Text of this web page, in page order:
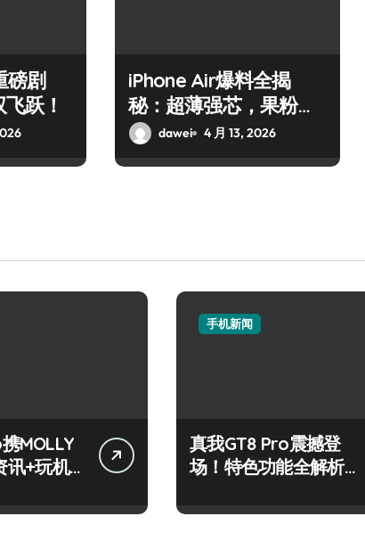
磅剧
跃！
iPhone Air爆料全揭
秘：超薄强芯，果粉狂
喜！dawei 4 月 13, 2026
MOLLY
讯+玩机
手机新闻
真我GT8 Pro震撼登
场！特色功能全解析，